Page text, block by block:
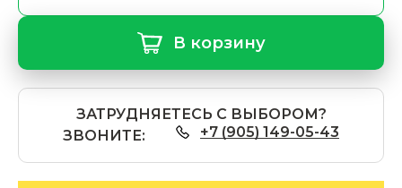
В корзину
ЗАТРУДНЯЕТЕСЬ С ВЫБОРОМ?
ЗВОНИТЕ:
+7 (905) 149-05-43